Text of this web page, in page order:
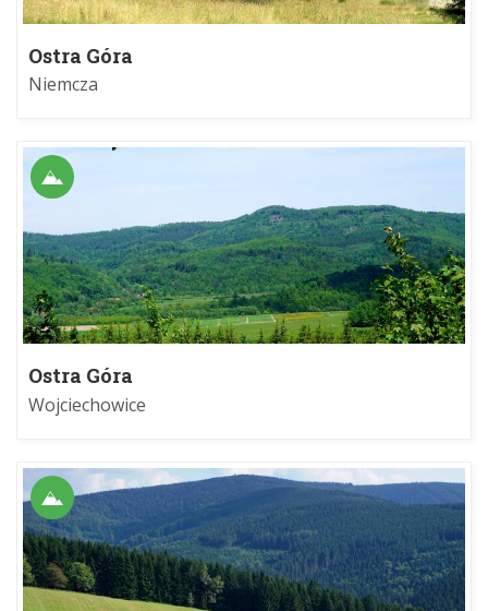
Ostra Góra
Niemcza
Ostra Góra
Wojciechowice